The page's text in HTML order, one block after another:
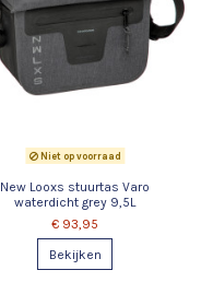
Niet op voorraad
New Looxs stuurtas Varo
waterdicht grey 9,5L
€ 93,95
Bekijken